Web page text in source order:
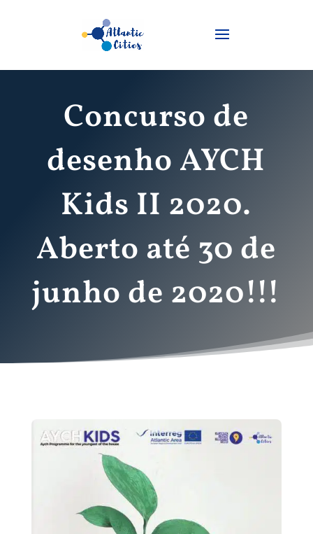
Concurso de
desenho AYCH
Kids II 2020.
Aberto até 30 de
junho de 2020!!!